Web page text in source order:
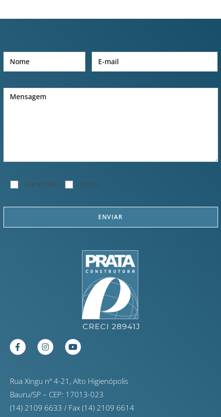
Rua Xingu nº 4-21, Alto Higienópolis
Bauru/SP – CEP: 17013-023
(14) 2109 6633 / Fax (14) 2109 6614
Porto Fino Outro